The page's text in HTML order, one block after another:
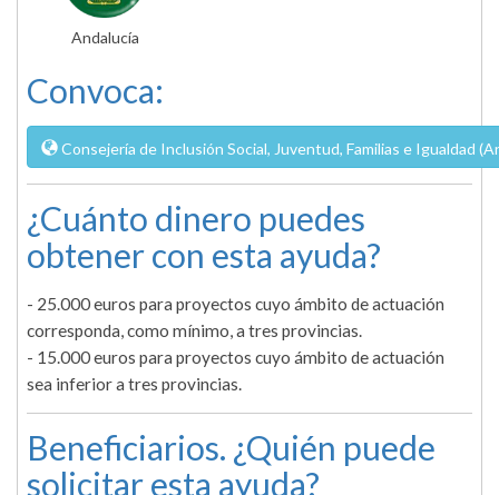
Andalucía
Convoca:
Consejería de Inclusión Social, Juventud, Familias e Igualdad
¿Cuánto dinero puedes
obtener con esta ayuda?
- 25.000 euros para proyectos cuyo ámbito de actuación
corresponda, como mínimo, a tres provincias.
- 15.000 euros para proyectos cuyo ámbito de actuación
sea inferior a tres provincias.
Beneficiarios. ¿Quién puede
solicitar esta ayuda?